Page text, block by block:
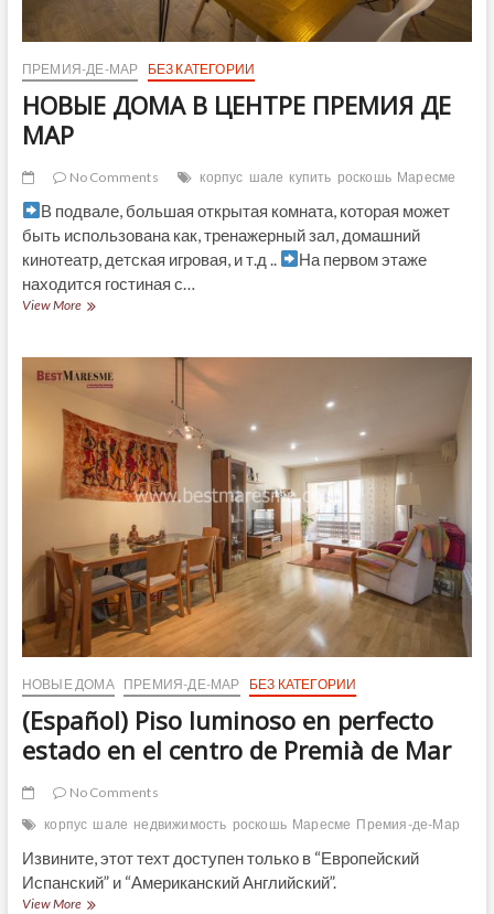
ПРЕМИЯ-ДЕ-МАР БЕЗ КАТЕГОРИИ
НОВЫЕ ДОМА В ЦЕНТРЕ ПРЕМИЯ ДЕ
МАР
No Comments корпус шале купить роскошь Маресме
В подвале, большая открытая комната, которая может
быть использована как, тренажерный зал, домашний
кинотеатр, детская игровая, и т.д ..
На первом этаже
находится гостиная с…
View MoreНОВЫЕ
ЦЕНТРЕ
ПРЕМИЯ
МАР
НОВЫЕ ДОМА ПРЕМИЯ-ДЕ-МАР БЕЗ КАТЕГОРИИ
(Español) Piso luminoso en perfecto
estado en el centro de Premià de Mar
No Comments
корпус шале недвижимость роскошь Маресме Премия-де-Мар
Извините, этот техт доступен только в “Европейский
Испанский” и “Американский Английский”.
View More(Español)